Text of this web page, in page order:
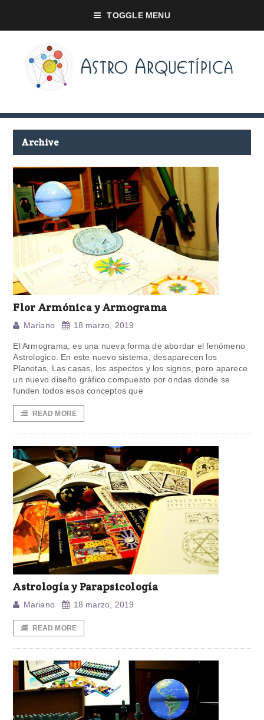
TOGGLE MENU
Archive
Flor Armónica y Armograma
Mariano 18 marzo, 2019
El Armograma, es una nueva forma de abordar el fenómeno
Astrologico. En este nuevo sistema, desaparecen los
Planetas, Las casas, los aspectos y los signos, pero aparece
un nuevo diseño gráfico compuesto por ondas donde se
funden todos esos conceptos que
READ MORE
Astrología y Parapsicología
Mariano 18 marzo, 2019
READ MORE